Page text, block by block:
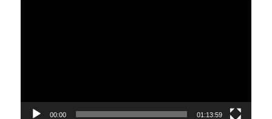
00:00 01:13:59